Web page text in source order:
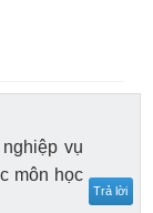
vụ
môn học
Trả lời